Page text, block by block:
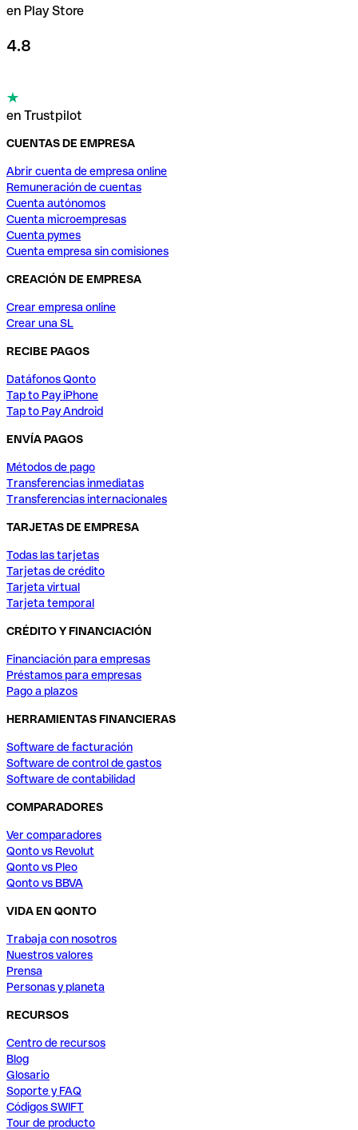
en Play Store
4.8
en Trustpilot
CUENTAS DE EMPRESA
Abrir cuenta de empresa online
Remuneración de cuentas
Cuenta autónomos
Cuenta microempresas
Cuenta pymes
Cuenta empresa sin comisiones
CREACIÓN DE EMPRESA
Crear empresa online
Crear una SL
RECIBE PAGOS
Datáfonos Qonto
Tap to Pay iPhone
Tap to Pay Android
ENVÍA PAGOS
Métodos de pago
Transferencias inmediatas
Transferencias internacionales
TARJETAS DE EMPRESA
Todas las tarjetas
Tarjetas de crédito
Tarjeta virtual
Tarjeta temporal
CRÉDITO Y FINANCIACIÓN
Financiación para empresas
Préstamos para empresas
Pago a plazos
HERRAMIENTAS FINANCIERAS
Software de facturación
Software de control de gastos
Software de contabilidad
COMPARADORES
Ver comparadores
Qonto vs Revolut
Qonto vs Pleo
Qonto vs BBVA
VIDA EN QONTO
Trabaja con nosotros
Nuestros valores
Prensa
Personas y planeta
RECURSOS
Centro de recursos
Blog
Glosario
Soporte y FAQ
Códigos SWIFT
Tour de producto